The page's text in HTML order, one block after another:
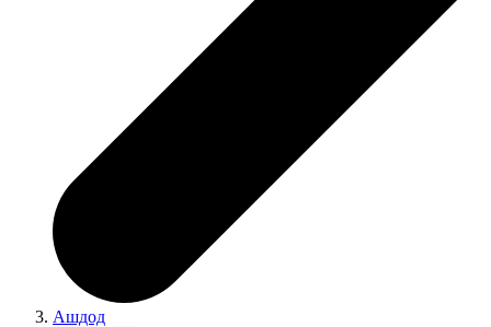
Ашдод